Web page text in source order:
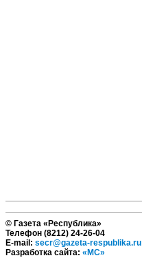
© Газета «Республика»
Телефон (8212) 24-26-04
E-mail: secr@gazeta-respublika.ru
Разработка сайта: «МС»